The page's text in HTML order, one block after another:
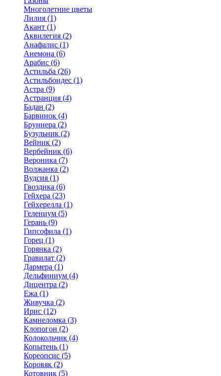
Многолетние цветы
Лилия (1)
Акант (1)
Аквилегия (2)
Анафалис (1)
Анемона (6)
Арабис (6)
Астильба (26)
Астильбоидес (1)
Астра (9)
Астранция (4)
Бадан (2)
Барвинок (4)
Бруннера (2)
Бузульник (2)
Вейник (2)
Вербейник (6)
Вероника (7)
Волжанка (2)
Вудсия (1)
Гвоздика (6)
Гейхера (23)
Гейхерелла (1)
Гелениум (5)
Герань (9)
Гипсофила (1)
Горец (1)
Горянка (2)
Гравилат (2)
Дармера (1)
Дельфиниум (4)
Дицентра (2)
Ежа (1)
Живучка (2)
Ирис (12)
Камнеломка (3)
Клопогон (2)
Колокольчик (4)
Копытень (1)
Кореопсис (5)
Коровяк (2)
Котовник (5)